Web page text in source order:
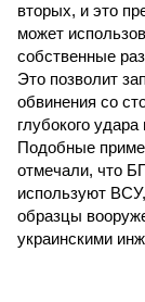
вторых, и это
может
собственные
Это позволит
обвинения со
глубокого
Подобные
отмечали, что
используют
образцы
украинскими